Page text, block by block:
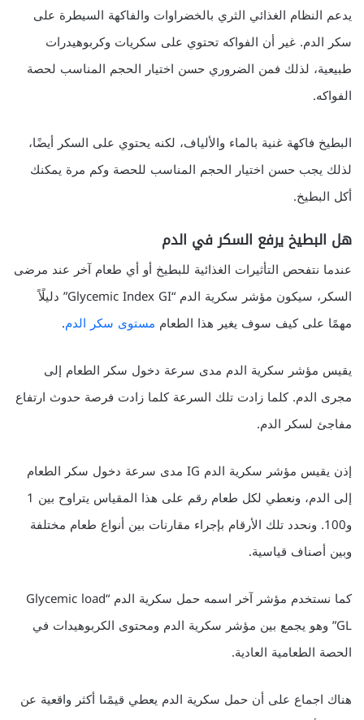
يدعم النظام الغذائي الثري بالخضراوات والفاكهة السيطرة على
سكر الدم. غير أن الفواكه تحتوي على سكريات وكربوهيدرات
طبيعية، لذلك فمن الضروري حسن اختيار الحجم المناسب لحصة
الفواكه.
البطيخ فاكهة غنية بالماء والألياف، لكنه يحتوي على السكر أيضًا،
لذلك يجب حسن اختيار الحجم المناسب للحصة وكم مرة يمكنك
أكل البطيخ.
هل البطيخ يرفع السكر في الدم
عندما نتفحص التأثيرات الغذائية للبطيخ أو أي طعام آخر عند مرضى
السكر، سيكون مؤشر سكرية الدم “Glycemic Index GI” دليلًاً
مهمًا على كيف سوف يغير هذا الطعام مستوى سكر الدم.
يقيس مؤشر سكرية الدم مدى سرعة دخول سكر الطعام إلى
مجرى الدم. كلما زادت تلك السرعة كلما زادت فرصة حدوث ارتفاع
مفاجئ لسكر الدم.
إذن يقيس مؤشر سكرية الدم IG مدى سرعة دخول سكر الطعام
إلى الدم، ونعطي لكل طعام رقم على هذا المقياس يتراوح بين 1
و100. ونحدد تلك الأرقام بإجراء مقارنات بين أنواع طعام مختلفة
وبين أصناف قياسية.
كما نستخدم مؤشر آخر اسمه حمل سكرية الدم “Glycemic load
GL” وهو يجمع بين مؤشر سكرية الدم ومحتوى الكربوهيدات في
الحصة الطعامية العادية.
هناك اجماع على أن حمل سكرية الدم يعطي قيمًىا أكثر واقعية عن